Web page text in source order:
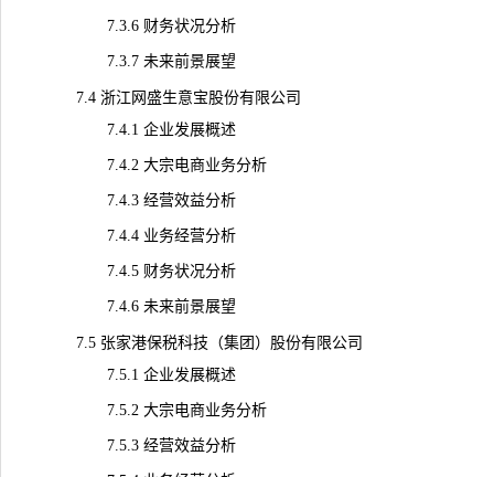
7.3.6 财务状况分析
7.3.7 未来前景展望
7.4 浙江网盛生意宝股份有限公司
7.4.1 企业发展概述
7.4.2 大宗电商业务分析
7.4.3 经营效益分析
7.4.4 业务经营分析
7.4.5 财务状况分析
7.4.6 未来前景展望
7.5 张家港保税科技（集团）股份有限公司
7.5.1 企业发展概述
7.5.2 大宗电商业务分析
7.5.3 经营效益分析